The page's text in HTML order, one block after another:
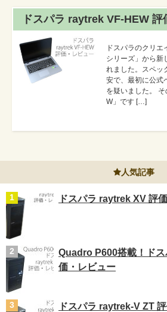
ドスパラ raytrek VF-HEW 評
ドスパラのクリ
シリーズ」から新
れました。スペッ
安で、最初に公式
を疑いました。
W」です […]
人気記事
ドスパラ raytrek XV 評
Quadro P600搭載！ド
価・レビュー
ドスパラ raytrek-V ZT